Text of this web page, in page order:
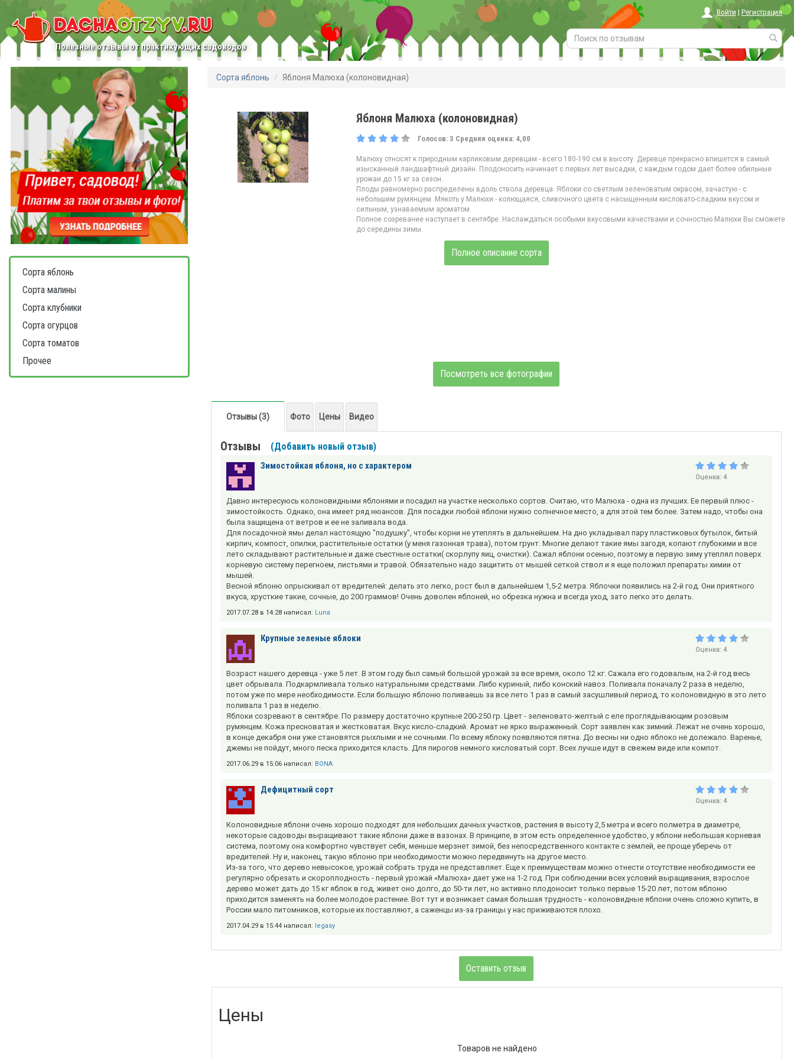
Полезные отзывы от практикующих садоводов
Войти | Регистрация
Сорта яблонь
Сорта малины
Сорта клубники
Сорта огурцов
Сорта томатов
Прочее
Сорта яблонь Яблоня Малюха (колоновидная)
Яблоня Малюха (колоновидная)
Голосов: 3 Средняя оценка: 4,00
Малюху относят к природным карликовым деревцам - всего 180-190 см в высоту. Деревце прекрасно впишется в самый
изысканный ландшафтный дизайн. Плодоносить начинает с первых лет высадки, с каждым годом дает более обильные
урожаи до 15 кг за сезон.
Плоды равномерно распределены вдоль ствола деревца. Яблоки со светлым зеленоватым окрасом, зачастую - с
небольшим румянцем. Мякоть у Малюхи - колющаяся, сливочного цвета с насыщенным кисловато-сладким вкусом и
сильным, узнаваемым ароматом.
Полное созревание наступает в сентябре. Наслаждаться особыми вкусовыми качествами и сочностью Малюхи Вы сможете
до середины зимы.
Полное описание сорта
Посмотреть все фотографии
Отзывы (3) Фото Цены Видео
Отзывы (Добавить новый отзыв)
Зимостойкая яблоня, но с характером
Оценка: 4
Давно интересуюсь колоновидными яблонями и посадил на участке несколько сортов. Считаю, что Малюха - одна из лучших. Ее первый плюс -
зимостойкость. Однако, она имеет ряд нюансов. Для посадки любой яблони нужно солнечное место, а для этой тем более. Затем надо, чтобы она
была защищена от ветров и ее не заливала вода.
Для посадочной ямы делал настоящую "подушку", чтобы корни не утеплять в дальнейшем. На дно укладывал пару пластиковых бутылок, битый
кирпич, компост, опилки, растительные остатки (у меня газонная трава), потом грунт. Многие делают такие ямы загодя, копают глубокими и все
лето складывают растительные и даже съестные остатки( скорлупу яиц, очистки). Сажал яблони осенью, поэтому в первую зиму утеплял поверх
корневую систему перегноем, листьями и травой. Обязательно надо защитить от мышей сеткой ствол и я еще положил препараты химии от
мышей.
Весной яблоню опрыскивал от вредителей: делать это легко, рост был в дальнейшем 1,5-2 метра. Яблочки появились на 2-й год. Они приятного
вкуса, хрусткие такие, сочные, до 200 граммов! Очень доволен яблоней, но обрезка нужна и всегда уход, зато легко это делать.
2017.07.28 в 14:28 написал: Luna
Крупные зеленые яблоки
Оценка: 4
Возраст нашего деревца - уже 5 лет. В этом году был самый большой урожай за все время, около 12 кг. Сажала его годовалым, на 2-й год весь
цвет обрывала. Подкармливала только натуральными средствами. Либо куриный, либо конский навоз. Поливала поначалу 2 раза в неделю,
потом уже по мере необходимости. Если большую яблоню поливаешь за все лето 1 раз в самый засушливый период, то колоновидную в это лето
поливала 1 раз в неделю.
Яблоки созревают в сентябре. По размеру достаточно крупные 200-250 гр. Цвет - зеленовато-желтый с еле проглядывающим розовым
румянцем. Кожа пресноватая и жестковатая. Вкус кисло-сладкий. Аромат не ярко выраженный. Сорт заявлен как зимний. Лежат не очень хорошо,
в конце декабря они уже становятся рыхлыми и не сочными. По всему яблоку появляются пятна. До весны ни одно яблоко не долежало. Варенье,
джемы не пойдут, много песка приходится класть. Для пирогов немного кисловатый сорт. Всех лучше идут в свежем виде или компот.
2017.06.29 в 15:06 написал: BONA
Дефицитный сорт
Оценка: 4
Колоновидные яблони очень хорошо подходят для небольших дачных участков, растения в высоту 2,5 метра и всего полметра в диаметре,
некоторые садоводы выращивают такие яблони даже в вазонах. В принципе, в этом есть определенное удобство, у яблони небольшая корневая
система, поэтому она комфортно чувствует себя, меньше мерзнет зимой, без непосредственного контакте с землей, ее проще уберечь от
вредителей. Ну и, наконец, такую яблоню при необходимости можно передвинуть на другое место.
Из-за того, что дерево невысокое, урожай собрать труда не представляет. Еще к преимуществам можно отнести отсутствие необходимости ее
регулярно обрезать и скороплодность - первый урожай «Малюха» дает уже на 1-2 год. При соблюдении всех условий выращивания, взрослое
дерево может дать до 15 кг яблок в год, живет оно долго, до 50-ти лет, но активно плодоносит только первые 15-20 лет, потом яблоню
приходится заменять на более молодое растение. Вот тут и возникает самая большая трудность - колоновидные яблони очень сложно купить, в
России мало питомников, которые их поставляют, а саженцы из-за границы у нас приживаются плохо.
2017.04.29 в 15:44 написал: legasy
Оставить отзыв
Цены
Товаров не найдено